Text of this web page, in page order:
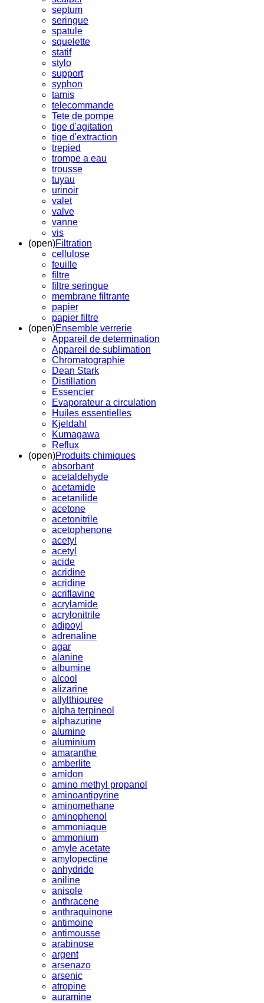
septum
seringue
spatule
squelette
statif
stylo
support
syphon
tamis
telecommande
Tete de pompe
tige d'agitation
tige d'extraction
trepied
trompe a eau
trousse
tuyau
urinoir
valet
valve
vanne
vis
(open)Filtration
cellulose
feuille
filtre
filtre seringue
membrane filtrante
papier
papier filtre
(open)Ensemble verrerie
Appareil de determination
Appareil de sublimation
Chromatographie
Dean Stark
Distillation
Essencier
Evaporateur a circulation
Huiles essentielles
Kjeldahl
Kumagawa
Reflux
(open)Produits chimiques
absorbant
acetaldehyde
acetamide
acetanilide
acetone
acetonitrile
acetophenone
acetyl
acetyl
acide
acridine
acridine
acriflavine
acrylamide
acrylonitrile
adipoyl
adrenaline
agar
alanine
albumine
alcool
alizarine
allylthiouree
alpha terpineol
alphazurine
alumine
aluminium
amaranthe
amberlite
amidon
amino methyl propanol
aminoantipyrine
aminomethane
aminophenol
ammoniaque
ammonium
amyle acetate
amylopectine
anhydride
aniline
anisole
anthracene
anthraquinone
antimoine
antimousse
arabinose
argent
arsenazo
arsenic
atropine
auramine